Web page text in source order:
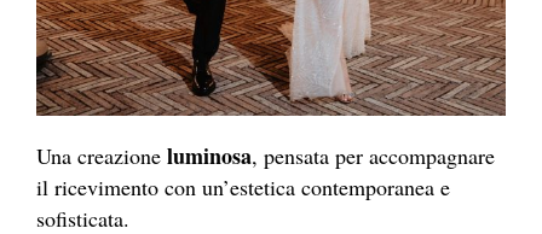
Una creazione luminosa, pensata per accompagnare
il ricevimento con un’estetica contemporanea e
sofisticata.